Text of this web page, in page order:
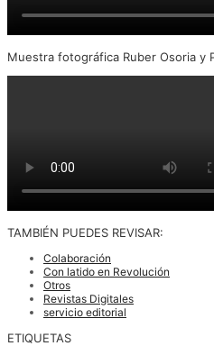
Muestra fotográfica Ruber Osoria y
TAMBIÉN PUEDES REVISAR:
Colaboración
Con latido en Revolución
Otros
Revistas Digitales
servicio editorial
ETIQUETAS